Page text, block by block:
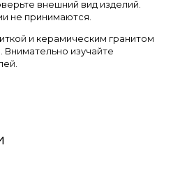
внешний вид изделий.
не принимаются.
и керамическим гранитом
изучайте